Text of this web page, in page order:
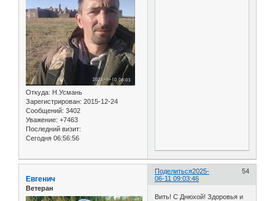
Откуда: Н.Усмань
Зарегистрирован: 2015-12-24
Сообщений: 3402
Уважение: +7463
Последний визит:
Сегодня 06:56:56
Поделиться 54
2025-
06-11 09:03:46
Евгенич
Ветеран
Вить! С Днюхой! Здоровья и